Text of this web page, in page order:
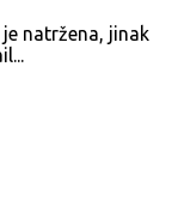
natržena, jinak